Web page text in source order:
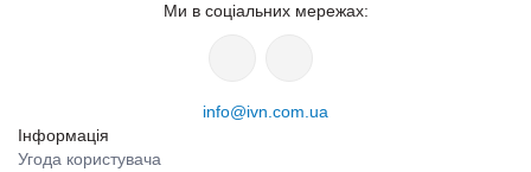
Ми в соціальних мережах:
info@ivn.com.ua
Інформація
Угода користувача